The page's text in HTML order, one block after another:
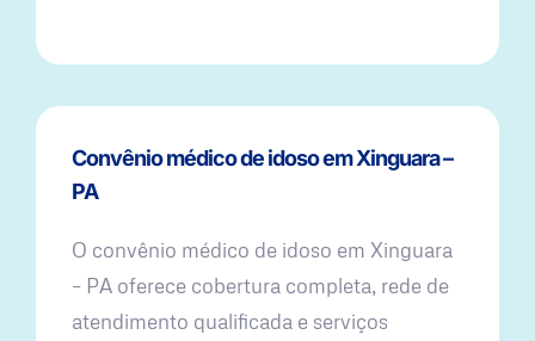
Convênio médico de idoso em Xinguara –
PA
O convênio médico de idoso em Xinguara
– PA oferece cobertura completa, rede de
atendimento qualificada e serviços